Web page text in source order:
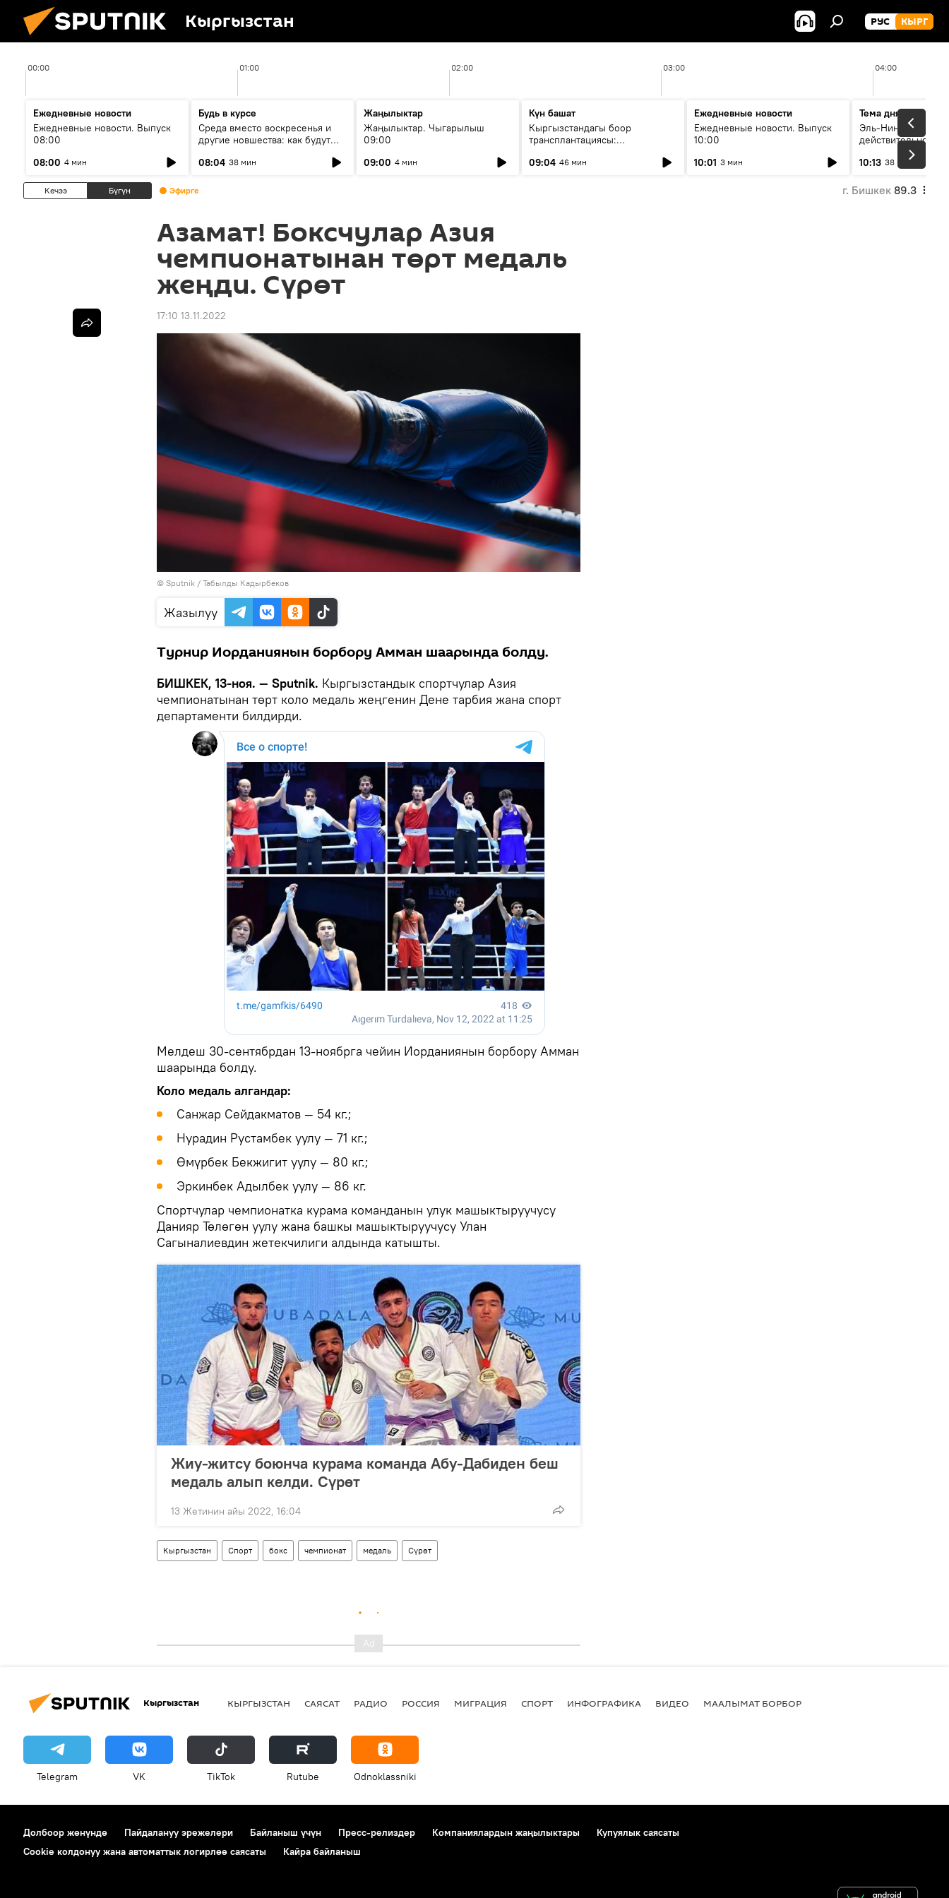
Кыргызстан РУС КЫРГ
00:00 01:00 02:00 03:00 04:00
Ежедневные новости
Ежедневные новости. Выпуск
08:00
08:00 4 мин
Будь в курсе
Среда вместо воскресенья и
другие новшества: как будут
08:04 38 мин
Жаңылыктар
Жаңылыктар. Чыгарылыш
09:00
09:00 4 мин
Күн башат
Кыргызстандагы боор
трансплантациясы:
келечеги
09:04 46 мин
Ежедневные новости
Ежедневные новости. Выпуск
10:00
10:01 3 мин
Тема дня
Эль-Ниньо, жара и
действительно
погоду в
10:13 38 мин
Кечээ Бүгүн Эфирге г. Бишкек 89.3
Азамат! Боксчулар Азия
чемпионатынан төрт медаль
жеңди. Сүрөт
17:10 13.11.2022
© Sputnik / Табылды Кадырбеков
Жазылуу
Турнир Иорданиянын борбору Амман шаарында болду.
БИШКЕК, 13-ноя. — Sputnik. Кыргызстандык спортчулар Азия
чемпионатынан төрт коло медаль жеңгенин Дене тарбия жана спорт
департаменти билдирди.
Мелдеш 30-сентябрдан 13-ноябрга чейин Иорданиянын борбору Амман
шаарында болду.
Коло медаль алгандар:
Санжар Сейдакматов — 54 кг.;
Нурадин Рустамбек уулу — 71 кг.;
Өмүрбек Бекжигит уулу — 80 кг.;
Эркинбек Адылбек уулу — 86 кг.
Спортчулар чемпионатка курама команданын улук машыктыруучусу
Данияр Төлөгөн уулу жана башкы машыктыруучусу Улан
Сагыналиевдин жетекчилиги алдында катышты.
Жиу-житсу боюнча курама команда Абу-Дабиден беш
медаль алып келди. Сүрөт
13 Жетинин айы 2022, 16:04
Кыргызстан Спорт бокс чемпионат медаль Сүрөт
Кыргызстан КЫРГЫЗСТАН САЯСАТ РАДИО РОССИЯ МИГРАЦИЯ СПОРТ ИНФОГРАФИКА ВИДЕО МААЛЫМАТ БОРБОР
Telegram VK ТikТоk Rutube Odnoklassniki
Долбоор жөнүндө Пайдалануу эрежелери Байланыш үчүн Пресс-релиздер Компаниялардын жаңылыктары
Купуялык саясаты
Cookie колдонуу жана автоматтык логирлөө саясаты
Кайра байланыш